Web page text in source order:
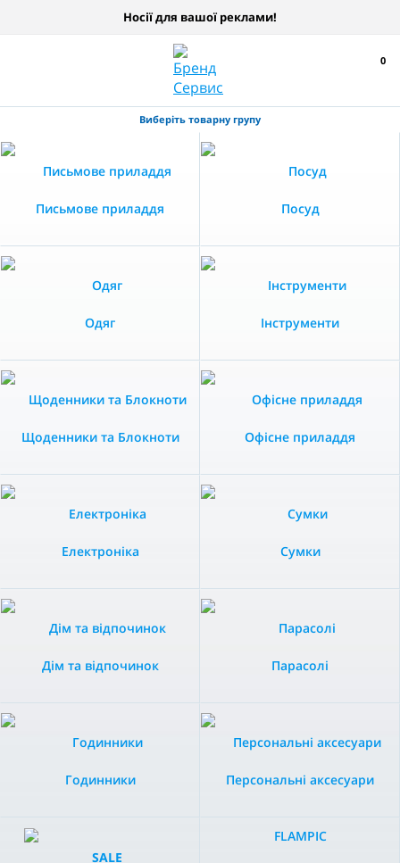
Носії для вашої реклами!
0
Виберіть товарну групу
Письмове приладдя Посуд
Одяг Інструменти
Щоденники та Блокноти Офісне приладдя
Електроніка Сумки
Дім та відпочинок Парасолі
Годинники Персональні аксесуари
FLAMPIC